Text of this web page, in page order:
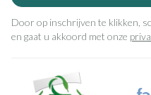
Door op inschrijven te klikken,
en gaat u akkoord met onze